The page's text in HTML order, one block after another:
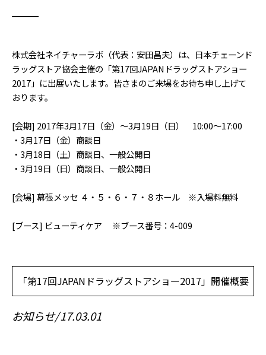
株式会社ネイチャーラボ（代表：安田昌夫）は、日本チェーンド
ラッグストア協会主催の「第17回JAPANドラッグストアショー
2017」に出展いたします。皆さまのご来場をお待ち申し上げて
おります。
[会期] 2017年3月17日（金）～3月19日（日） 10:00～17:00
・3月17日（金）商談日
・3月18日（土）商談日、一般公開日
・3月19日（日）商談日、一般公開日
[会場] 幕張メッセ ４・５・６・７・８ホール ※入場料無料
[ブース] ビューティケア ※ブース番号：4-009
「第17回JAPANドラッグストアショー2017」開催概要
お知らせ 17.03.01